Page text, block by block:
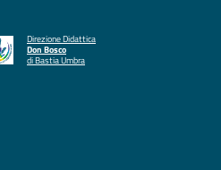
Direzione Didattica
Don Bosco
di Bastia Umbra